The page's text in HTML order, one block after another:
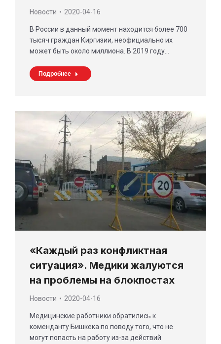
Новости 2020-04-16
В России в данный момент находится более 700
тысяч граждан Киргизии, неофициально их
может быть около миллиона. В 2019 году…
Подробнее
«Каждый раз конфликтная
ситуация». Медики жалуются
на проблемы на блокпостах
Новости 2020-04-16
Медицинские работники обратились к
коменданту Бишкека по поводу того, что не
могут попасть на работу из-за действий